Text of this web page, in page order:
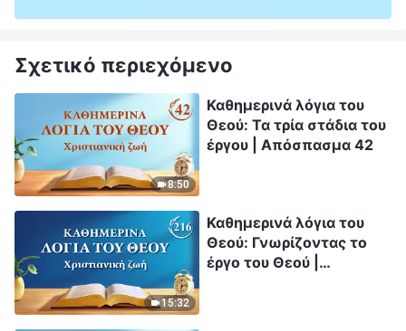
Σχετικό περιεχόμενο
8:50
Καθημερινά λόγια του
Θεού: Τα τρία στάδια του
έργου | Απόσπασμα 42
15:32
Καθημερινά λόγια του
Θεού: Γνωρίζοντας το
έργο του Θεού |